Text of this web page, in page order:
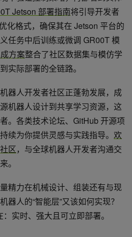
Jetson 部署指南将引导开发者
化格式，确保其在 Jetson 平台的
任务中后训练或微调 GR00T 模
方案整合了社区数据集与模仿学
实际部署的全链路。
机器人开发者社区正蓬勃发展，成
机器人设计到共享学习资源，这
。各类技术论坛、GitHub 开源项
续为你提供灵感与实践指导。 欢
区，与全球机器人开发者沟通交
。
精力在机械设计、组装还有与现
器人的“智能层”又该如何实现？
实时、强大且可立即部署。